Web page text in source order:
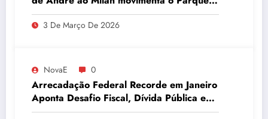
São Jorge
3 De Março De 2026
NovaE 0
Arrecadação Federal Recorde em Janeiro
Aponta Desafio Fiscal, Dívida Pública e
Inadimplência no Agro